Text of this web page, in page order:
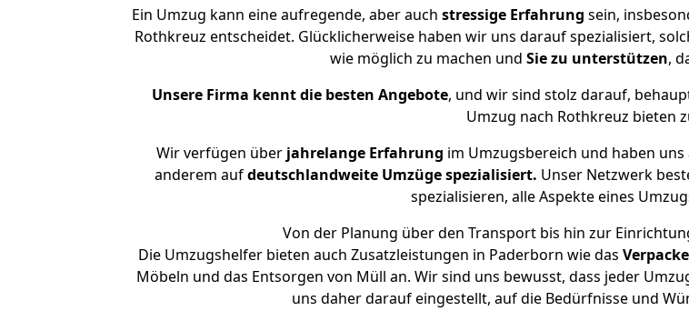
Ein Umzug kann eine aufregende, aber auch stressige Erfahrung sein,
Rothkreuz entscheidet. Glücklicherweise haben wir uns darauf spezialisiert,
wie möglich zu machen und Sie zu unterstützen,
Unsere Firma kennt die besten Angebote, und wir sind stolz darauf,
Umzug nach Rothkreuz bieten
Wir verfügen über jahrelange Erfahrung im Umzugsbereich und haben
anderem aufdeutschlandweite Umzüge spezialisiert. Unser Netzwerk
spezialisieren, alle Aspekte eines
Von der Planung über den Transport bis hin zur
Die Umzugshelfer bieten auch Zusatzleistungen in Paderborn wie das
Möbeln und das Entsorgen von Müll an. Wir sind uns bewusst, dass jeder
uns daher darauf eingestellt, auf die Bedürfnisse und